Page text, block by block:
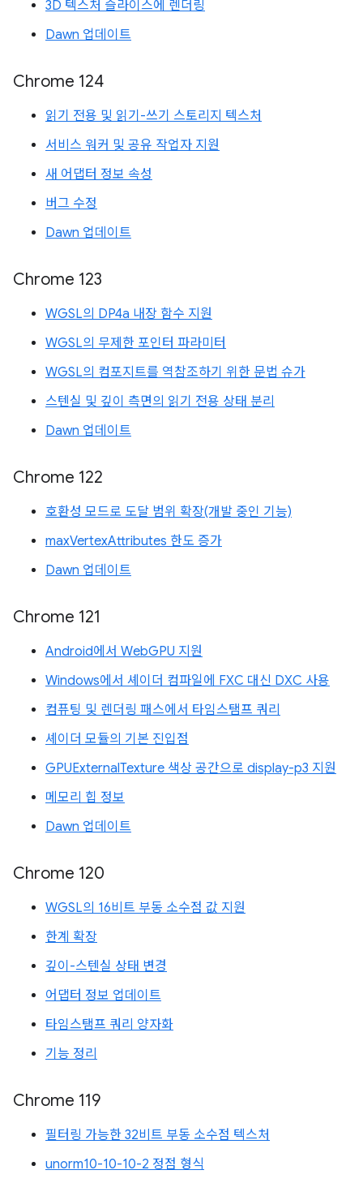
3D 텍스처 슬라이스에 렌더링
Dawn 업데이트
Chrome 124
읽기 전용 및 읽기-쓰기 스토리지 텍스처
서비스 워커 및 공유 작업자 지원
새 어댑터 정보 속성
버그 수정
Dawn 업데이트
Chrome 123
WGSL의 DP4a 내장 함수 지원
WGSL의 무제한 포인터 파라미터
WGSL의 컴포지트를 역참조하기 위한 문법 슈가
스텐실 및 깊이 측면의 읽기 전용 상태 분리
Dawn 업데이트
Chrome 122
호환성 모드로 도달 범위 확장(개발 중인 기능)
maxVertexAttributes 한도 증가
Dawn 업데이트
Chrome 121
Android에서 WebGPU 지원
Windows에서 셰이더 컴파일에 FXC 대신 DXC 사용
컴퓨팅 및 렌더링 패스에서 타임스탬프 쿼리
셰이더 모듈의 기본 진입점
GPUExternalTexture 색상 공간으로 display-p3 지원
메모리 힙 정보
Dawn 업데이트
Chrome 120
WGSL의 16비트 부동 소수점 값 지원
한계 확장
깊이-스텐실 상태 변경
어댑터 정보 업데이트
타임스탬프 쿼리 양자화
기능 정리
Chrome 119
필터링 가능한 32비트 부동 소수점 텍스처
unorm10-10-10-2 정점 형식